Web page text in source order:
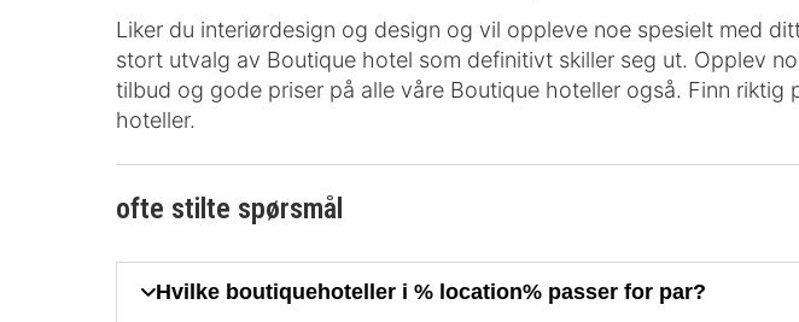
Liker du interiørdesign og design og vil oppleve noe spesielt med
stort utvalg av Boutique hotel som definitivt skiller seg ut. Opplev
tilbud og gode priser på alle våre Boutique hoteller også. Finn
hoteller.
ofte stilte spørsmål
Hvilke boutiquehoteller i % location% passer for par?